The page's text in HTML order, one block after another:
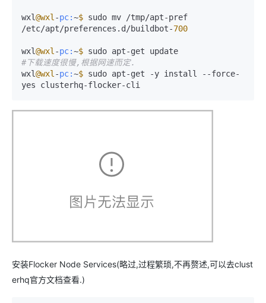
wxl@wxl -pc:~$ sudo mv /tmp/apt-pref
/etc/apt/preferences.d/buildbot-700
wxl@wxl -pc:~$
#下载速度很慢,根据网速而定.
wxl@wxl -pc:~$ sudo apt-get -y install --force-
yes clusterhq-flocker-cli
安装Flocker Node Services(略过,过程繁琐,不再赘述,可以去clust
erhq官方文档查看.)